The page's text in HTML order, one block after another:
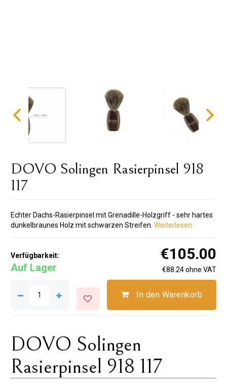
DOVO Solingen Rasierpinsel 918
117
Echter Dachs-Rasierpinsel mit Grenadille-Holzgriff - sehr hartes
dunkelbraunes Holz mit schwarzen Streifen. Weiterlesen ..
Verfügbarkeit:
Auf Lager
€105.00
€88.24 ohne VAT
In den Warenkorb
DOVO Solingen
Rasierpinsel 918 117